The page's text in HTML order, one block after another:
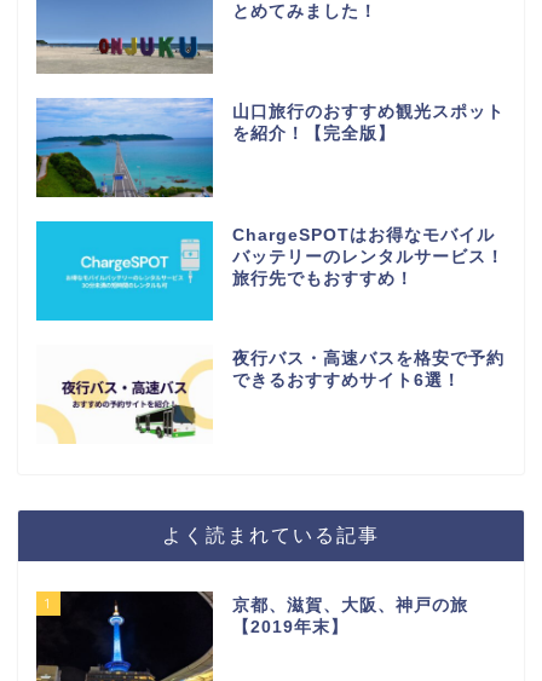
とめてみました！
山口旅行のおすすめ観光スポット
を紹介！【完全版】
ChargeSPOTはお得なモバイル
バッテリーのレンタルサービス！
旅行先でもおすすめ！
夜行バス・高速バスを格安で予約
できるおすすめサイト6選！
よく読まれている記事
1
京都、滋賀、大阪、神戸の旅
【2019年末】